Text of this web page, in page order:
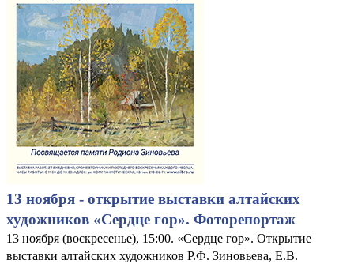
13 ноября - открытие выставки алтайских
художников «Сердце гор». Фоторепортаж
13 ноября (воскресенье), 15:00. «Сердце гор». Открытие
выставки алтайских художников Р.Ф. Зиновьева, Е.В.